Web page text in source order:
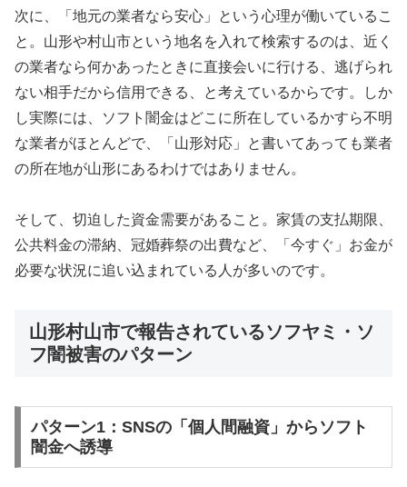
次に、「地元の業者なら安心」という心理が働いているこ
と。山形や村山市という地名を入れて検索するのは、近く
の業者なら何かあったときに直接会いに行ける、逃げられ
ない相手だから信用できる、と考えているからです。しか
し実際には、ソフト闇金はどこに所在しているかすら不明
な業者がほとんどで、「山形対応」と書いてあっても業者
の所在地が山形にあるわけではありません。
そして、切迫した資金需要があること。家賃の支払期限、
公共料金の滞納、冠婚葬祭の出費など、「今すぐ」お金が
必要な状況に追い込まれている人が多いのです。
山形村山市で報告されているソフヤミ・ソ
フ闇被害のパターン
パターン1：SNSの「個人間融資」からソフト
闇金へ誘導